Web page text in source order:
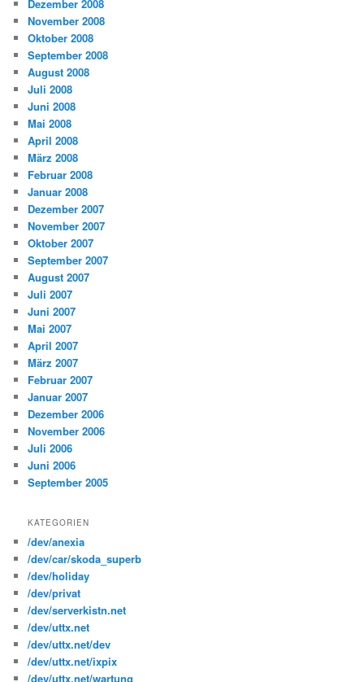
Dezember 2008
November 2008
Oktober 2008
September 2008
August 2008
Juli 2008
Juni 2008
Mai 2008
April 2008
März 2008
Februar 2008
Januar 2008
Dezember 2007
November 2007
Oktober 2007
September 2007
August 2007
Juli 2007
Juni 2007
Mai 2007
April 2007
März 2007
Februar 2007
Januar 2007
Dezember 2006
November 2006
Juli 2006
Juni 2006
September 2005
KATEGORIEN
/dev/anexia
/dev/car/skoda_superb
/dev/holiday
/dev/privat
/dev/serverkistn.net
/dev/uttx.net
/dev/uttx.net/dev
/dev/uttx.net/ixpix
/dev/uttx.net/wartung